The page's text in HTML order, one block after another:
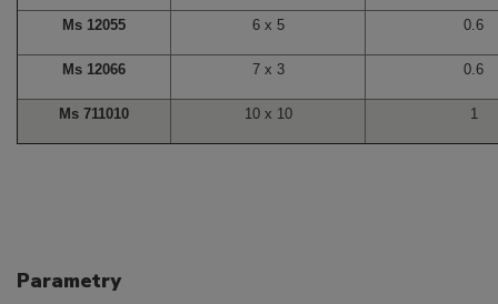
Ms 12055 6 x 5 0.6
Ms 12066 7 x 3 0.6
Ms 711010 10 x 10 1
Parametry